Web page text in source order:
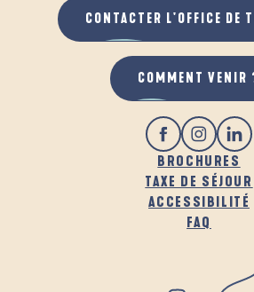
BROCHURES
TAXE DE SÉJOUR
ACCESSIBILITÉ
FAQ
CONTACTER L'OFFICE DE
COMMENT VENIR